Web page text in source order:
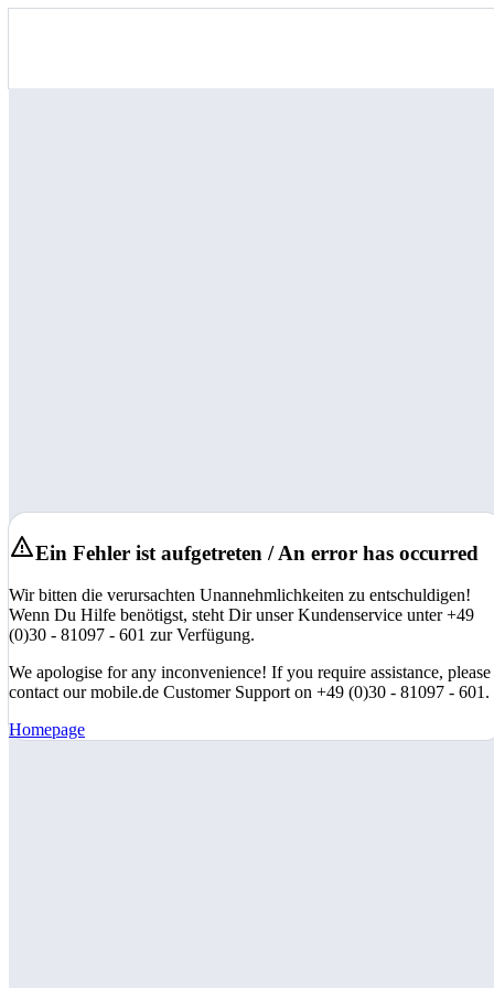
Ein Fehler ist aufgetreten / An error has occurred
Wir bitten die verursachten Unannehmlichkeiten zu entschuldigen!
Wenn Du Hilfe benötigst, steht Dir unser Kundenservice unter +49
(0)30 - 81097 - 601 zur Verfügung.
We apologise for any inconvenience! If you require assistance, please
contact our mobile.de Customer Support on +49 (0)30 - 81097 - 601.
Homepage